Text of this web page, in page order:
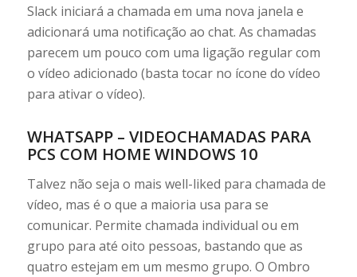
Slack iniciará a chamada em uma nova janela e
adicionará uma notificação ao chat. As chamadas
parecem um pouco com uma ligação regular com
o vídeo adicionado (basta tocar no ícone do vídeo
para ativar o vídeo).
WHATSAPP – VIDEOCHAMADAS PARA
PCS COM HOME WINDOWS 10
Talvez não seja o mais well-liked para chamada de
vídeo, mas é o que a maioria usa para se
comunicar. Permite chamada individual ou em
grupo para até oito pessoas, bastando que as
quatro estejam em um mesmo grupo. O Ombro